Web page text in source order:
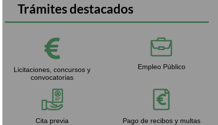
Trámites destacados
Licitaciones, concursos y
convocatorias
Empleo Público
Cita previa Pago de recibos y multas